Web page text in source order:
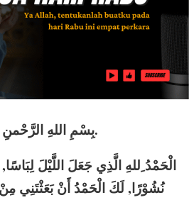
بِسْمِ اللهِ الرَّحْمنِ الرَّحِيْمِ.
الْحَمْدُ ِللهِ الَّذِي جَعَلَ اللَّيْلَ لِبَاسًا,
نُشُوْرًا, لَكَ الْحَمْدُ أَنْ بَعَثْتَنِي